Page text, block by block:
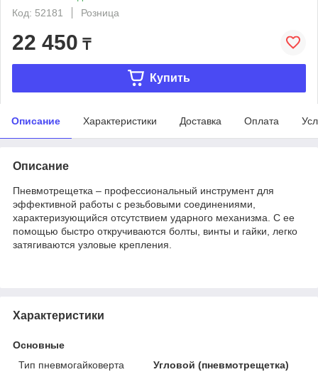
Код: 52181
Розница
22 450 ₸
Купить
Описание Характеристики Доставка Оплата
Описание
Пневмотрещетка – профессиональный инструмент для
эффективной работы с резьбовыми соединениями,
характеризующийся отсутствием ударного механизма. С ее
помощью быстро откручиваются болты, винты и гайки, легко
затягиваются узловые крепления.
Характеристики
Основные
Тип пневмогайковерта
Угловой (пневмотрещетка)